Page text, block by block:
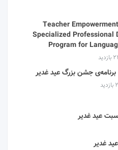
Teacher
Specialized Professional
Program for
برنامه‌ی جشن بزرگ عید غدیر
عید غدیر
غدیر